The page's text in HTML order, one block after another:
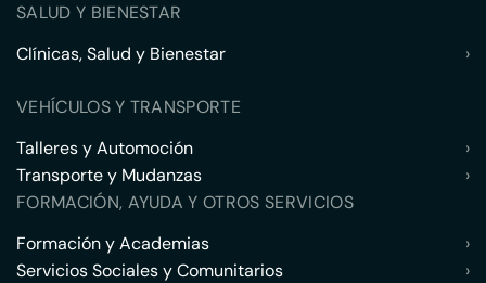
SALUD Y BIENESTAR
Clínicas, Salud y Bienestar
›
VEHÍCULOS Y TRANSPORTE
Talleres y Automoción
›
Transporte y Mudanzas
›
FORMACIÓN, AYUDA Y OTROS SERVICIOS
Formación y Academias
›
Servicios Sociales y Comunitarios
›